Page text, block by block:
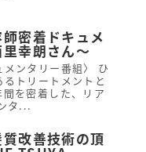
師密着ドキュメ
幸朗さん〜
メンタリー番組〉 ひ
トリートメントと
を密着した、リア
タ...
質改善技術の頂